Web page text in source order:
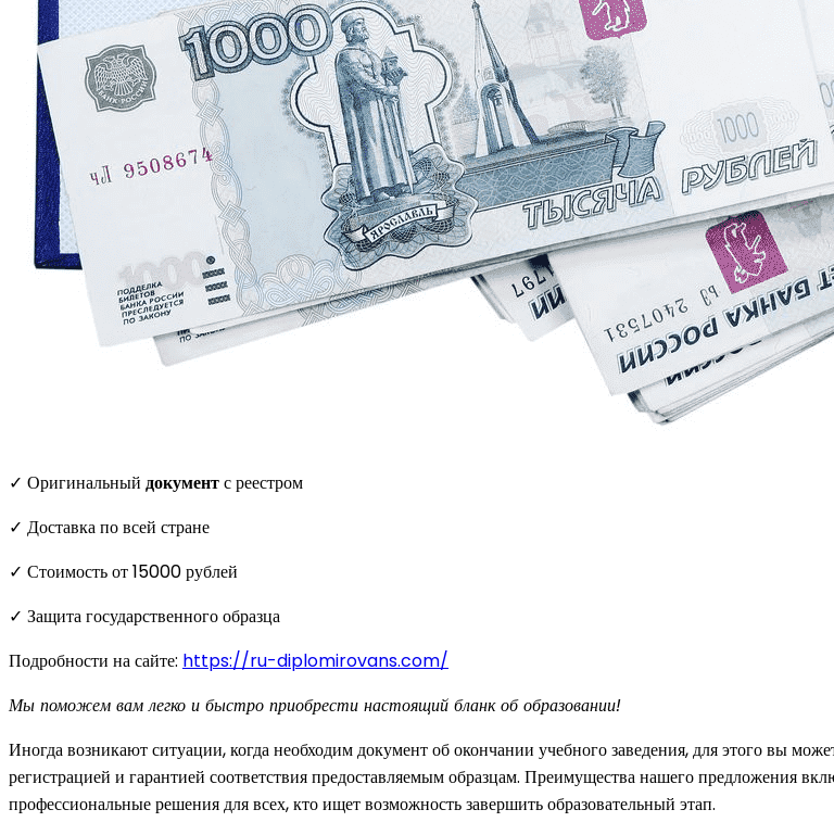
✓ Оригинальный документс реестром
✓ Доставка по всей стране
✓ Стоимость от 15000 рублей
✓ Защита государственного образца
Подробности на сайте: https://ru-diplomirovans.com/
Мы поможем вам легко и быстро приобрести настоящий бланк об образовании!
Иногда возникают ситуации, когда необходим документ об окончании учебного заведения, для этого вы
регистрацией и гарантией соответствия предоставляемым образцам. Преимущества нашего предложения
профессиональные решения для всех, кто ищет возможность завершить образовательный этап.